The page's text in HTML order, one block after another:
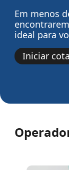
Em menos
ideal para
Iniciar